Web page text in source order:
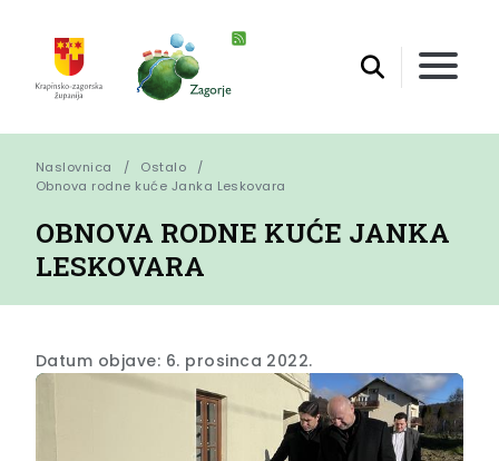
Naslovnica
Ostalo
Obnova rodne kuće Janka Leskovara
OBNOVA RODNE KUĆE JANKA
LESKOVARA
Datum objave: 6. prosinca 2022.